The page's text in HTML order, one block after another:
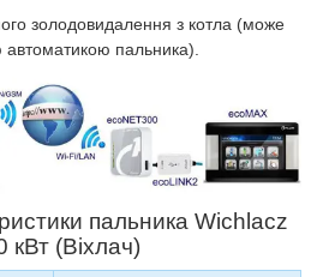
золодовидалення з котла (може
пальника).
пальника Wichlacz
кВт(Віхлач)